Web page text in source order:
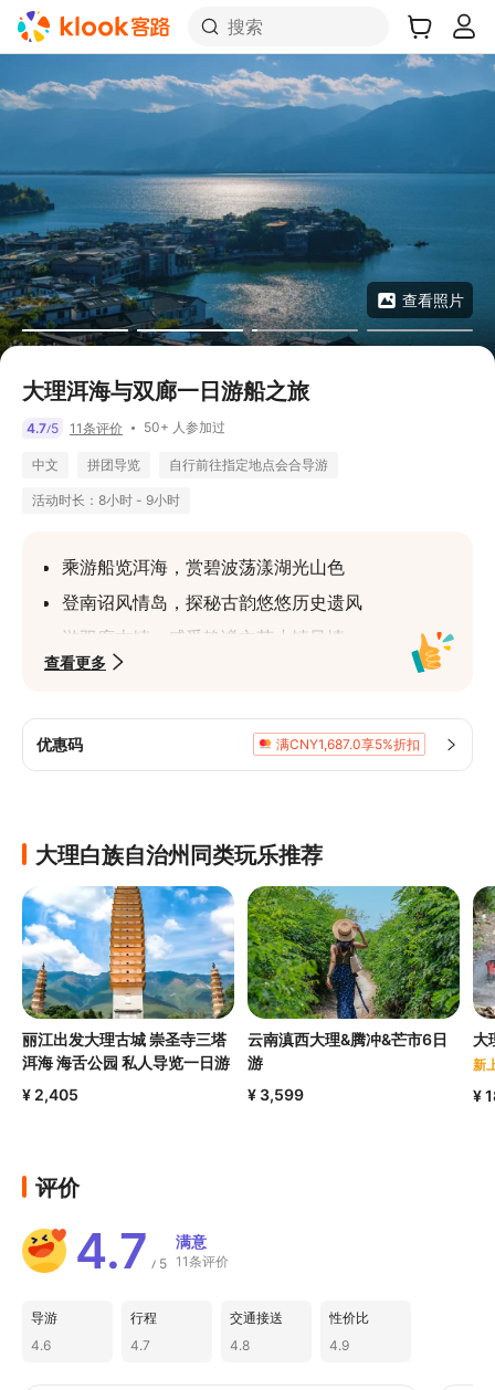
搜索
查看照片
大理洱海与双廊一日游船之旅
4.7/5 11条评价 50+ 人参加过
中文 拼团导览 自行前往指定地点会合导游
活动时长：8小时 - 9小时
乘游船览洱海，赏碧波荡漾湖光山色
登南诏风情岛，探秘古韵悠悠历史遗风
游双廊古镇，感受静谧文艺小镇风情
观喜洲田园景，领略白族特色乡村画卷
查看更多
优惠码 满CNY1,687.0享5%折扣
大理白族自治州同类玩乐推荐
丽江出发大理古城 崇圣寺三塔
洱海 海舌公园 私人导览一日游
¥ 2,405
云南滇西大理&腾冲&芒市6日
游
¥ 3,599
大
新
¥
评价
4.7 / 5
满意
11条评价
导游
4.6
行程
4.7
交通接送
4.8
性价比
4.9